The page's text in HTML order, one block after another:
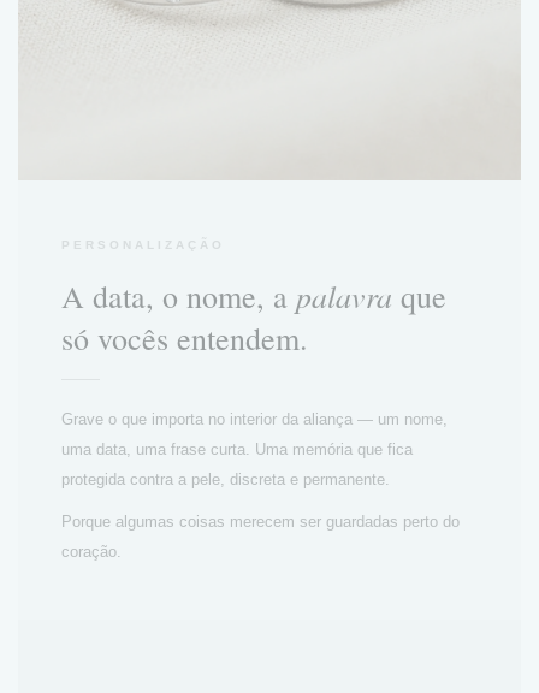
PERSONALIZAÇÃO
A data, o nome, a palavra que
só vocês entendem.
Grave o que importa no interior da aliança — um nome,
uma data, uma frase curta. Uma memória que fica
protegida contra a pele, discreta e permanente.
Porque algumas coisas merecem ser guardadas perto do
coração.